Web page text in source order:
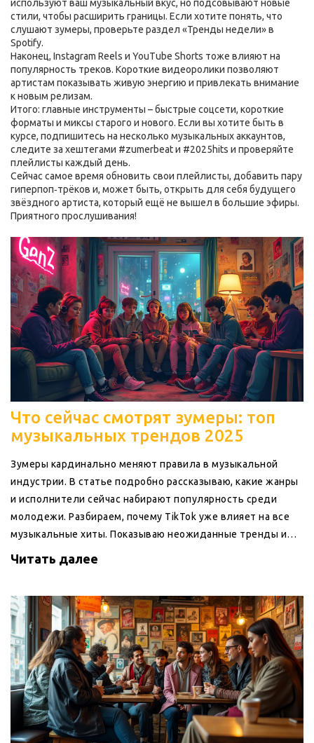
используют ваш музыкальный вкус, но подсовывают новые
стили, чтобы расширить границы. Если хотите понять, что
слушают зумеры, проверьте раздел «Тренды недели» в
Spotify.
Наконец, Instagram Reels и YouTube Shorts тоже влияют на
популярность треков. Короткие видеоролики позволяют
артистам показывать живую энергию и привлекать внимание
к новым релизам.
Итого: главные инструменты – быстрые соцсети, короткие
форматы и миксы старого и нового. Если вы хотите быть в
курсе, подпишитесь на несколько музыкальных аккаунтов,
следите за хештегами #zumerbeat и #2025hits и проверяйте
плейлисты каждый день.
Сейчас самое время обновить свои плейлисты, добавить пару
гиперпоп‑трёков и, может быть, открыть для себя будущего
звёздного артиста, который ещё не вышел в большие эфиры.
Приятного прослушивания!
Что сейчас смотрят зумеры: топ
музыкальных трендов 2025
Зумеры кардинально меняют правила в музыкальной
индустрии. В статье подробно рассказываю, какие жанры
и исполнители сейчас набирают популярность среди
молодежи. Разбираем, почему TikTok уже влияет на все
музыкальные хиты. Показываю неожиданные тренды и
Читая, узнаешь, как зумеры сегодня слушают музыку и что
Читать далее